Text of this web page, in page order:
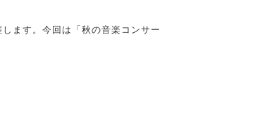
ます。今回は「秋の音楽コンサー